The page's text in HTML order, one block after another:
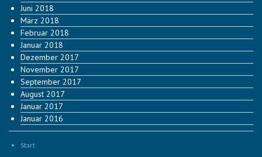
Juni 2018
März 2018
Februar 2018
Januar 2018
Dezember 2017
November 2017
September 2017
August 2017
Januar 2017
Januar 2016
Start